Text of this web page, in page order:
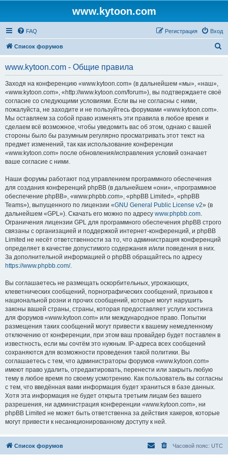
www.kytoon.com
FAQ Вход
Регистрация
Список форумов
www.kytoon.com - Общие правила
Заходя на конференцию «www.kytoon.com» (в дальнейшем «мы», «наш»,
«www.kytoon.com», «http://www.kytoon.com/forum»), вы подтверждаете своё
согласие со следующими условиями. Если вы не согласны с ними,
пожалуйста, не заходите и не пользуйтесь форумами «www.kytoon.com».
Мы оставляем за собой право изменять эти правила в любое время и
сделаем всё возможное, чтобы уведомить вас об этом, однако с вашей
стороны было бы разумным регулярно просматривать этот текст на
предмет изменений, так как использование конференции
«www.kytoon.com» после обновления/исправления условий означает
ваше согласие с ними.
Наши форумы работают под управлением программного обеспечения
для создания конференций phpBB (в дальнейшем «они», «программное
обеспечение phpBB», «www.phpbb.com», «phpBB Limited», «phpBB
Teams»), выпущенного по лицензии «GNU General Public License v2» (в
дальнейшем «GPL»). Скачать его можно по адресу www.phpbb.com.
Ограничения лицензии GPL для программного обеспечения phpBB строго
связаны с организацией и поддержкой интернет-конференций, и phpBB
Limited не несёт ответственности за то, что администрация конференций
определяет в качестве допустимого содержания и/или поведения в них.
За дополнительной информацией о phpBB обращайтесь по адресу
https://www.phpbb.com/.
Вы соглашаетесь не размещать оскорбительных, угрожающих,
клеветнических сообщений, порнографических сообщений, призывов к
национальной розни и прочих сообщений, которые могут нарушить
законы вашей страны, страны, которая предоставляет услуги хостинга
для форумов «www.kytoon.com» или международное право. Попытки
размещения таких сообщений могут привести к вашему немедленному
отключению от конференции, при этом ваш провайдер будет поставлен в
известность, если мы сочтём это нужным. IP-адреса всех сообщений
сохраняются для возможности проведения такой политики. Вы
соглашаетесь с тем, что администраторы форумов «www.kytoon.com»
имеют право удалить, отредактировать, перенести или закрыть любую
тему в любое время по своему усмотрению. Как пользователь вы согласны
с тем, что введённая вами информация будет храниться в базе данных.
Хотя эта информация не будет открыта третьим лицам без вашего
разрешения, ни администрация конференции «www.kytoon.com», ни
phpBB Limited не может быть ответственна за действия хакеров, которые
могут привести к несанкционированному доступу к ней.
Список форумов Часовой пояс: UTC